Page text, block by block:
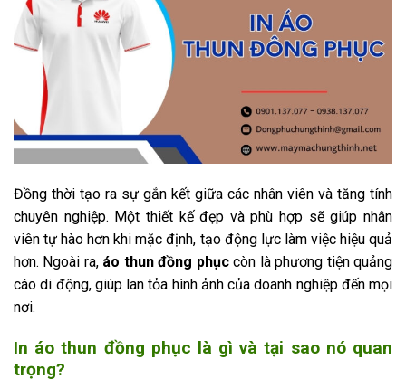
Đồng thời tạo ra sự gắn kết giữa các nhân viên và tăng tính
chuyên nghiệp. Một thiết kế đẹp và phù hợp sẽ giúp nhân
viên tự hào hơn khi mặc định, tạo động lực làm việc hiệu quả
hơn. Ngoài ra, áo thun đồng phụccòn là phương tiện quảng
cáo di động, giúp lan tỏa hình ảnh của doanh nghiệp đến mọi
nơi.
In áo thun đồng phục là gì và tại sao nó quan
trọng?